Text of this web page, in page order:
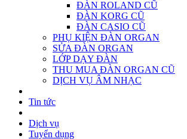
ĐÀN ROLAND CŨ
ĐÀN KORG CŨ
ĐÀN CASIO CŨ
PHỤ KIỆN ĐÀN ORGAN
SỬA ĐÀN ORGAN
LỚP DẠY ĐÀN
THU MUA ĐÀN ORGAN CŨ
DỊCH VỤ ÂM NHẠC
Tin tức
Dịch vụ
Tuyển dụng